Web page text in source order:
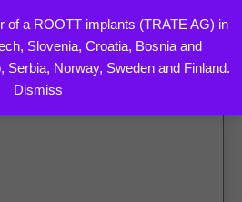
of a ROOTT implants (TRATE AG) in
Slovenia, Croatia, Bosnia and
Serbia, Norway, Sweden and Finland.
Dismiss